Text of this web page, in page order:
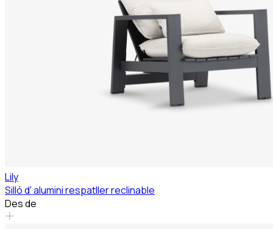
Lily
Silló d' alumini respatller reclinable
Des de